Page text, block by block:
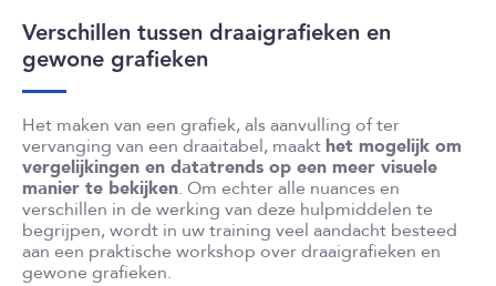
Verschillen tussen draaigrafieken en
gewone grafieken
Het maken van een grafiek, als aanvulling of ter
vervanging van een draaitabel, maakt het mogelijk om
vergelijkingen en datatrends op een meer visuele
manier te bekijken. Om echter alle nuances en
verschillen in de werking van deze hulpmiddelen te
begrijpen, wordt in uw training veel aandacht besteed
aan een praktische workshop over draaigrafieken en
gewone grafieken.